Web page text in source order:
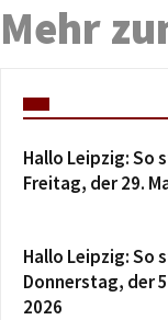
Mehr
Hallo Leipzig: So
Freitag, der 29.
Hallo Leipzig: So
Donnerstag, der
2026